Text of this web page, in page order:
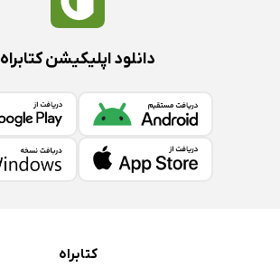
دانلود اپلیکیشن کتابراه
کتابراه